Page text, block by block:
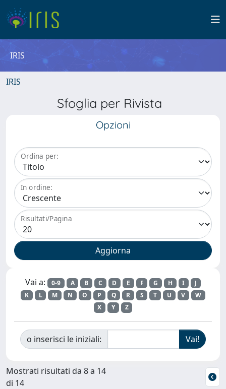
IRIS
IRIS
Sfoglia per Rivista
Opzioni
Ordina per:
In ordine:
Risultati/Pagina
Vai a: 0-9 A B C D E F G H I
J
K
L M N O P Q R S T U V
W
X
Y Z
o inserisci le iniziali:
Mostrati risultati da 8 a 14
di 14